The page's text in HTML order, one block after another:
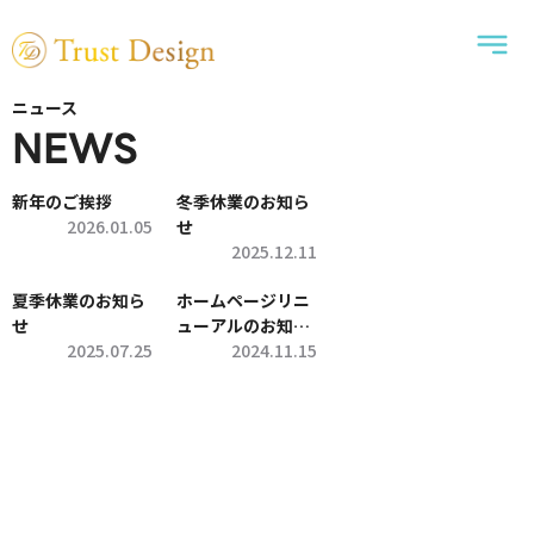
ニュース
NEWS
新年のご挨拶
2026.01.05
冬季休業のお知ら
せ
2025.12.11
夏季休業のお知ら
せ
2025.07.25
ホームページリニ
ューアルのお知ら
2024.11.15